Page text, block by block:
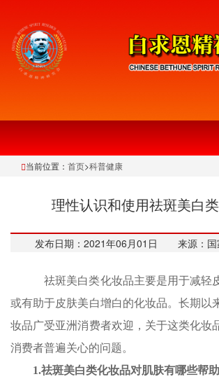
当前位置： 首页>科普健康
理性认识和使用祛斑美白
发布日期：2021年06月01日 来源：
祛斑美白类化妆品主要是用于减轻
或有助于皮肤美白增白的化妆品。长期以
妆品广受亚洲消费者欢迎，关于这类化妆
消费者普遍关心的问题。
1.祛斑美白类化妆品对肌肤有哪些帮